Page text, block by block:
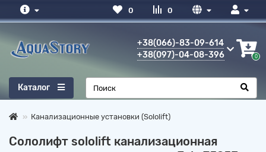
0
0
+38(066)-83-09-614
+38(097)-04-08-396
0
Каталог
Канализационные установки (Sololift)
Сололифт sololift канализационная